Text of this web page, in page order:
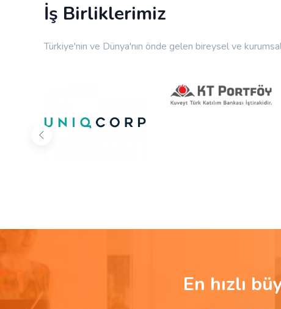
İş Birliklerimiz
Türkiye'nin ve Dünya'nın önde gelen bireysel ve kurumsal
En hızlı